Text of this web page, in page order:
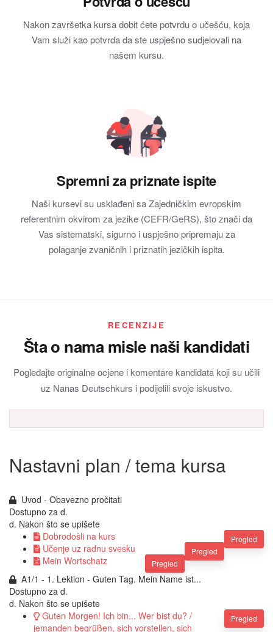
Nakon završetka kursa dobit ćete potvrdu o učešću, koja
Vam služi kao potvrda da ste uspješno sudjelovali na
našem kursu.
Spremni za priznate ispite
Naši kursevi su usklađeni sa Zajedničkim evropskim
referentnim okvirom za jezike (CEFR/GeRS), što znači da
Vas sistematski, sigurno i uspješno pripremaju za
polaganje zvaničnih i priznatih jezičkih ispita.
RECENZIJE
Šta o nama misle naši kandidati
Pogledajte originalne ocjene i komentare kandidata koji su učili
uz Nanas Deutschkurs i podijelili svoje iskustvo.
Nastavni plan / tema kursa
Uvod - Obavezno pročitati
Dostupno za d.
d. Nakon što se upišete
Pregled
Dobrodošli na kurs
Pregled
Učenje uz radnu svesku
Pregled
Mein Wortschatz
A1/1 - 1. Lektion - Guten Tag. Mein Name ist...
Dostupno za d.
d. Nakon što se upišete
Pregled
Guten Morgen! Ich bin... Wer bist du? /
jemanden begrüßen, sich vorstellen, sich